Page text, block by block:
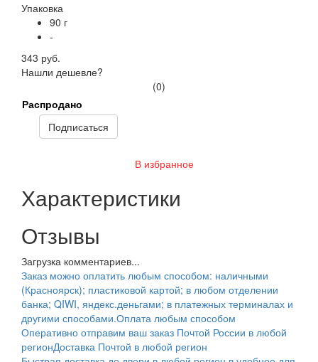
Упаковка
90 г
-
343 руб.
Нашли дешевле?
(0)
Распродано
Подписаться
В избранное
Характеристики
Отзывы
Загрузка комментариев...
Заказ можно оплатить любым способом: наличными
(Красноярск); пластиковой картой; в любом отделении
банка; QIWI, яндекс.деньгами; в платежных терминалах и
другими способами.Оплата любым способом
Оперативно отправим ваш заказ Почтой России в любой
регионДоставка Почтой в любой регион